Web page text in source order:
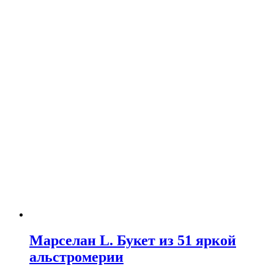
Марселан L. Букет из 51 яркой
альстромерии